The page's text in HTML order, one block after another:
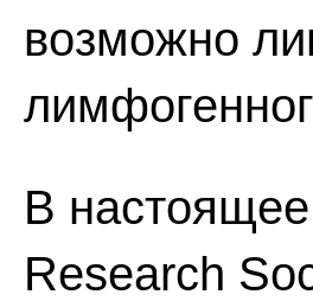
возможно
В
Research